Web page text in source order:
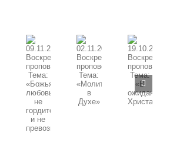
Христос,
заклан
за
нас»,
часть
4
09.11.2025
Воскресная
проповедь,
Тема:
«Божья
любовь
02.11.2025
Воскресная
проповедь,
Тема:
19.10.2025
Воскресная
проповедь,
Тема: